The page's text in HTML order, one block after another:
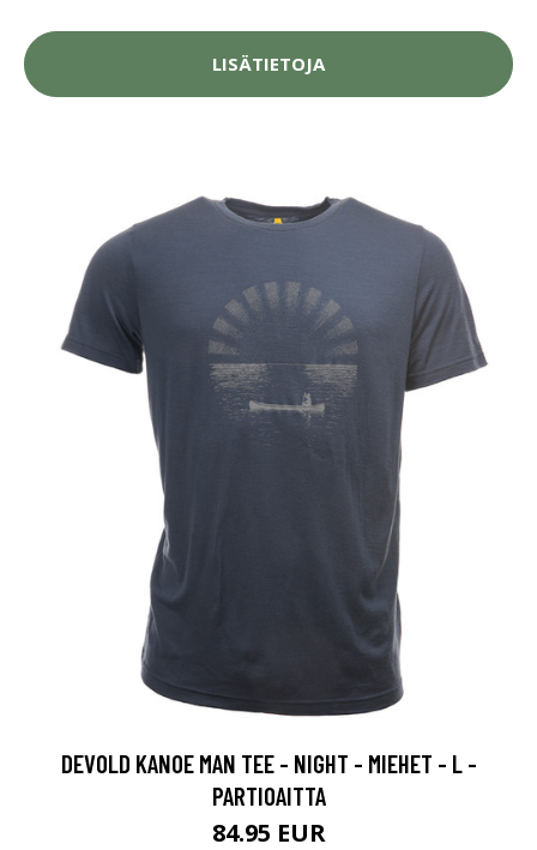
LISÄTIETOJA
DEVOLD KANOE MAN TEE - NIGHT - MIEHET - L -
PARTIOAITTA
84.95 EUR